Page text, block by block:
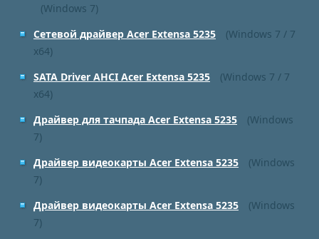
(Windows 7)
Сетевой драйвер Acer Extensa 5235
(Windows 7 / 7
x64)
SATA Driver AHCI Acer Extensa 5235
(Windows 7 / 7
x64)
Драйвер для тачпада Acer Extensa 5235
(Windows
7)
Драйвер видеокарты Acer Extensa 5235
(Windows
7)
Драйвер видеокарты Acer Extensa 5235
(Windows
7)